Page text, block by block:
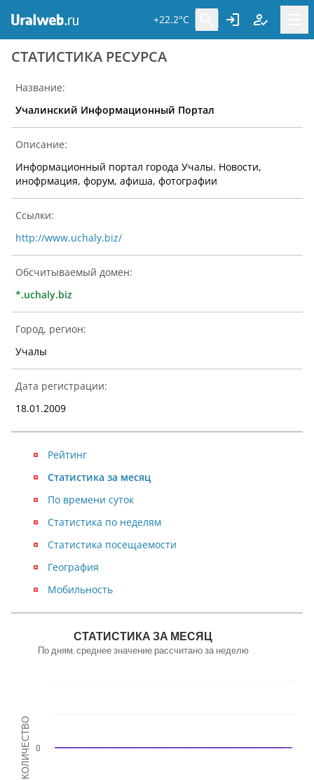
+22.2°C
CТАТИСТИКА РЕСУРСА
Название:
Учалинский Информационный Портал
Описание:
Информационный портал города Учалы. Новости,
инофрмация, форум, афиша, фотографии
Ссылки:
http://www.uchaly.biz/
Обсчитываемый домен:
*.uchaly.biz
Город, регион:
Учалы
Дата регистрации:
18.01.2009
Рейтинг
Статистика посещаемости
Статистика за месяц
География
По времени суток
Мобильность
Статистика по неделям
КОЛИЧЕСТВО
СТАТИСТИКА ЗА МЕСЯЦ
По дням, среднее значение рассчитано за неделю
0